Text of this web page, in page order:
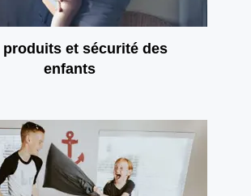
produits et sécurité des
enfants